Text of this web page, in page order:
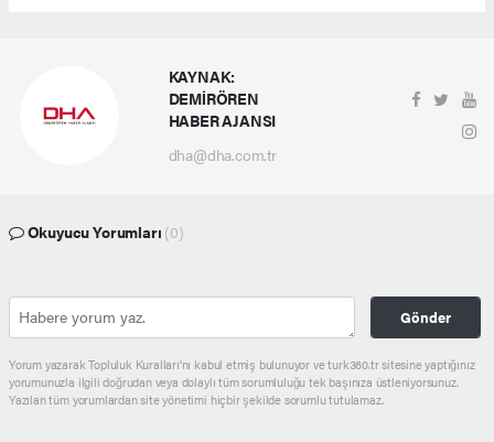
KAYNAK:
DEMİRÖREN
HABER AJANSI
dha@dha.com.tr
Okuyucu Yorumları (0)
Gönder
Yorum yazarak Topluluk Kuralları’nı kabul etmiş bulunuyor ve turk360.tr sitesine yaptığınız
yorumunuzla ilgili doğrudan veya dolaylı tüm sorumluluğu tek başınıza üstleniyorsunuz.
Yazılan tüm yorumlardan site yönetimi hiçbir şekilde sorumlu tutulamaz.